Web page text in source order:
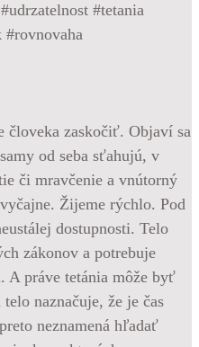
#tetania
#rovnovaha